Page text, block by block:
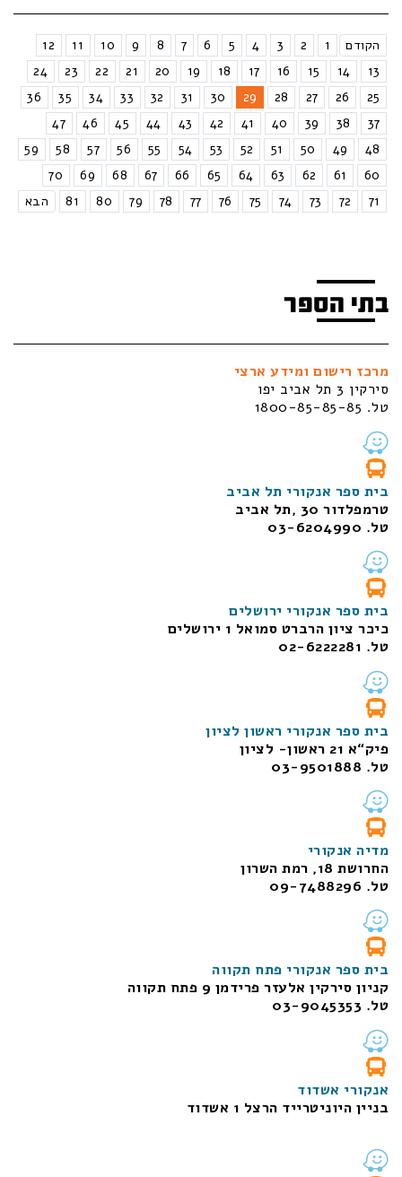
הקודם 1
2
3
4
5
6
7
8
9
10
11
12
13
14
15
16
17
18
19
20
21
22
23
24
25
26
27
28
29
30
31
32
33
34
35
36
37
38
39
40
41
42
43
44
45
46
47
48
49
50
51
52
53
54
55
56
57
58
59
60
61
62
63
64
65
66
67
68
69
70
71
72
73
74
75
76
77
78
79
80
81 הבא
בתי הספר
מרכז רישום ומידע ארצי
סירקין 3 תל אביב יפו
טל. 1800-85-85-85
בית ספר אנקורי תל אביב
טרמפלדור 30 ,תל אביב
טל. 03-6204990
בית ספר אנקורי ירושלים
כיכר ציון הרברט סמואל 1
ירושלים
טל. 02-6222281
בית ספר אנקורי ראשון לציון
פיק“א 21 ראשון- לציון
טל. 03-9501888
מדיה אנקורי
החרושת 18, רמת השרון
טל. 09-7488296
בית ספר אנקורי פתח תקווה
קניון סירקין אלעזר פרידמן 9 פתח תקווה
טל. 03-9045353
אנקורי אשדוד
בניין היוניטרייד הרצל 1 אשדוד